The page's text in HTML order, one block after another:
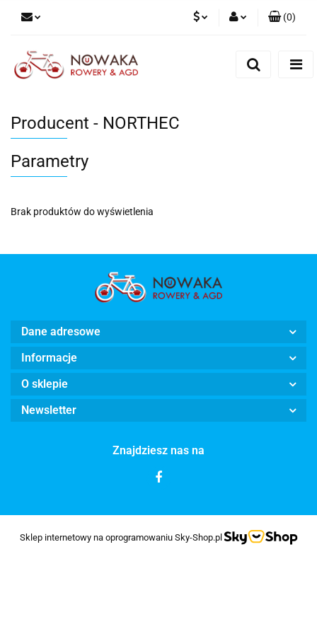
(0)
Producent - NORTHEC
Parametry
Brak produktów do wyświetlenia
Dane adresowe
Informacje
O sklepie
Newsletter
Znajdziesz nas na
Sklep internetowy na oprogramowaniu Sky-Shop.pl